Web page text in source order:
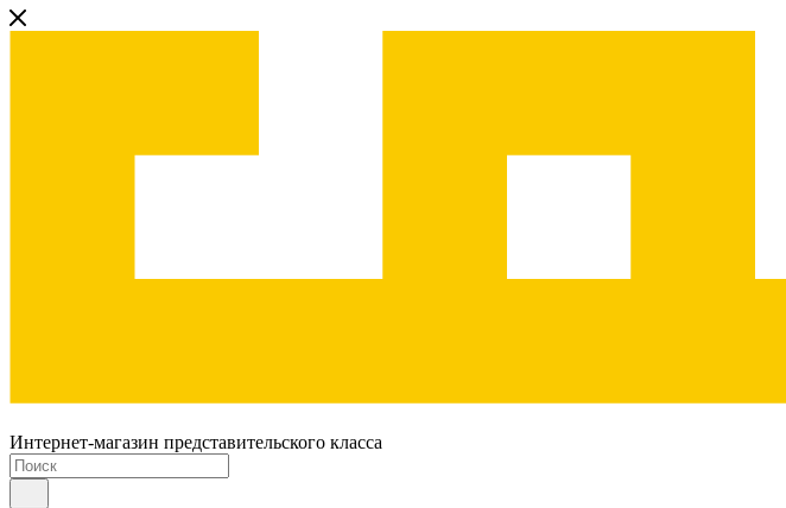
Интернет-магазин представительского класса